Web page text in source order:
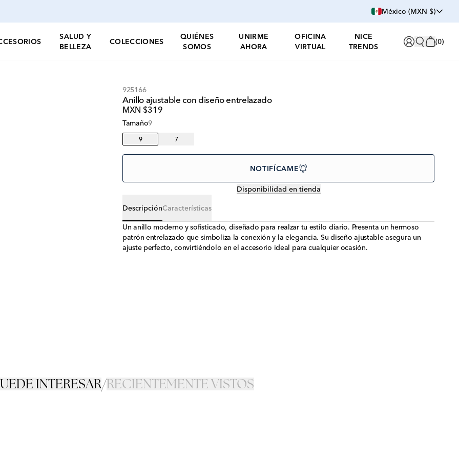
México (MXN $)
SALUD Y
BELLEZA
COLECCIONES
QUIÉNES
SOMOS
UNIRME
AHORA
OFICINA
VIRTUAL
NICE
TRENDS
(0)
925166
Anillo ajustable con diseño entrelazado
MXN $319
Tamaño9
9 7
NOTIFÍCAME
Disponibilidad en tienda
DescripciónCaracterísticas
Un anillo moderno y sofisticado, diseñado para realzar tu estilo diario. Presenta un hermoso
patrón entrelazado que simboliza la conexión y la elegancia. Su diseño ajustable asegura un
ajuste perfecto, convirtiéndolo en el accesorio ideal para cualquier ocasión.
INTERESAR/RECIENTEMENTE VISTOS